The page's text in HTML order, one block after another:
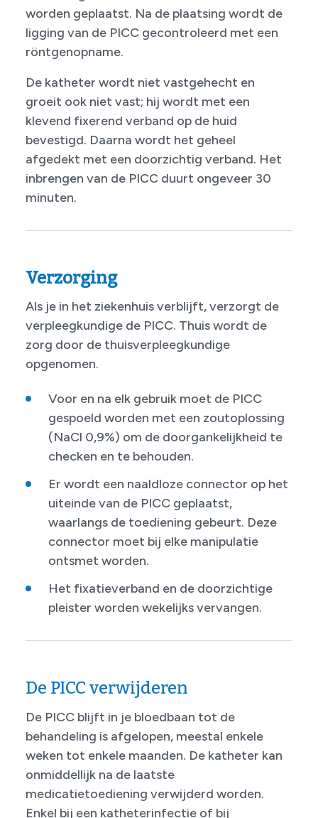
worden geplaatst. Na de plaatsing wordt de
ligging van de PICC gecontroleerd met een
röntgenopname.
De katheter wordt niet vastgehecht en
groeit ook niet vast; hij wordt met een
klevend fixerend verband op de huid
bevestigd. Daarna wordt het geheel
afgedekt met een doorzichtig verband. Het
inbrengen van de PICC duurt ongeveer 30
minuten.
Verzorging
Als je in het ziekenhuis verblijft, verzorgt de
verpleegkundige de PICC. Thuis wordt de
zorg door de thuisverpleegkundige
opgenomen.
Voor en na elk gebruik moet de PICC
gespoeld worden met een zoutoplossing
(NaCl 0,9%) om de doorgankelijkheid te
checken en te behouden.
Er wordt een naaldloze connector op het
uiteinde van de PICC geplaatst,
waarlangs de toediening gebeurt. Deze
connector moet bij elke manipulatie
ontsmet worden.
Het fixatieverband en de doorzichtige
pleister worden wekelijks vervangen.
De PICC verwijderen
De PICC blijft in je bloedbaan tot de
behandeling is afgelopen, meestal enkele
weken tot enkele maanden. De katheter kan
onmiddellijk na de laatste
medicatietoediening verwijderd worden.
Enkel bij een katheterinfectie of bij